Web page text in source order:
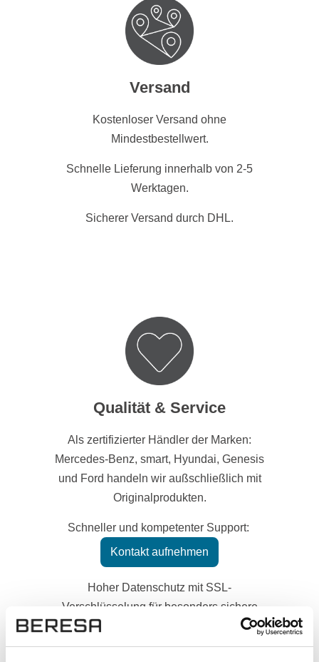
Versand
Kostenloser Versand ohne
Mindestbestellwert.
Schnelle Lieferung innerhalb von 2-5
Werktagen.
Sicherer Versand durch DHL.
Qualität & Service
Als zertifizierter Händler der Marken:
Mercedes-Benz, smart, Hyundai, Genesis
und Ford handeln wir außschließlich mit
Originalprodukten.
Schneller und kompetenter Support:
Kontakt aufnehmen
Hoher Datenschutz mit SSL-
Verschlüsselung für besonders sichere